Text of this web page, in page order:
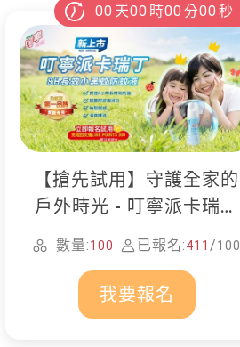
00 天00 時00 分00 秒
【搶先試用】守護全家的
戶外時光 - 叮寧派卡瑞丁
防蚊液
數量:100 已報名:411 /100
我要報名